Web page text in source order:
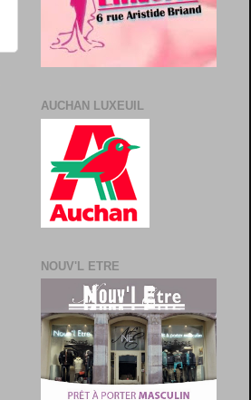
AUCHAN LUXEUIL
NOUV'L ETRE